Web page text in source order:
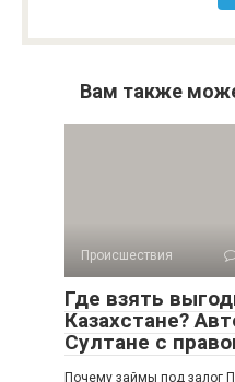
Вам также
Происшествия
Где взять
Казахстане?
Султане с
Почему займы под залог